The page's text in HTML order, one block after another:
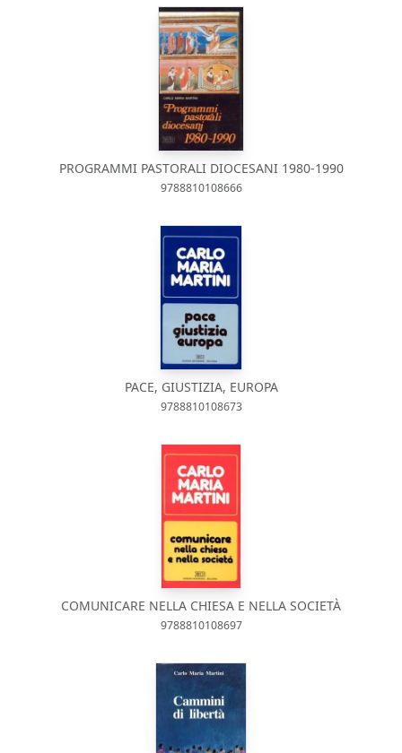
PROGRAMMI PASTORALI DIOCESANI 1980-1990
9788810108666
PACE, GIUSTIZIA, EUROPA
9788810108673
COMUNICARE NELLA CHIESA E NELLA SOCIETÀ
9788810108697